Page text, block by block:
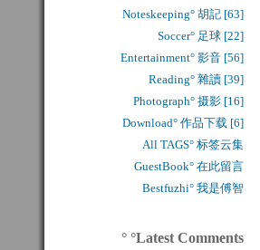
Noteskeeping° 胡記 [63]
Soccer° 足球 [22]
Entertainment° 影音 [56]
Reading° 雜讀 [39]
Photograph° 摄影 [16]
Download° 作品下载 [6]
All TAGS° 标签云集
GuestBook° 在此留言
Bestfuzhi° 我是傅智
° °Latest Comments